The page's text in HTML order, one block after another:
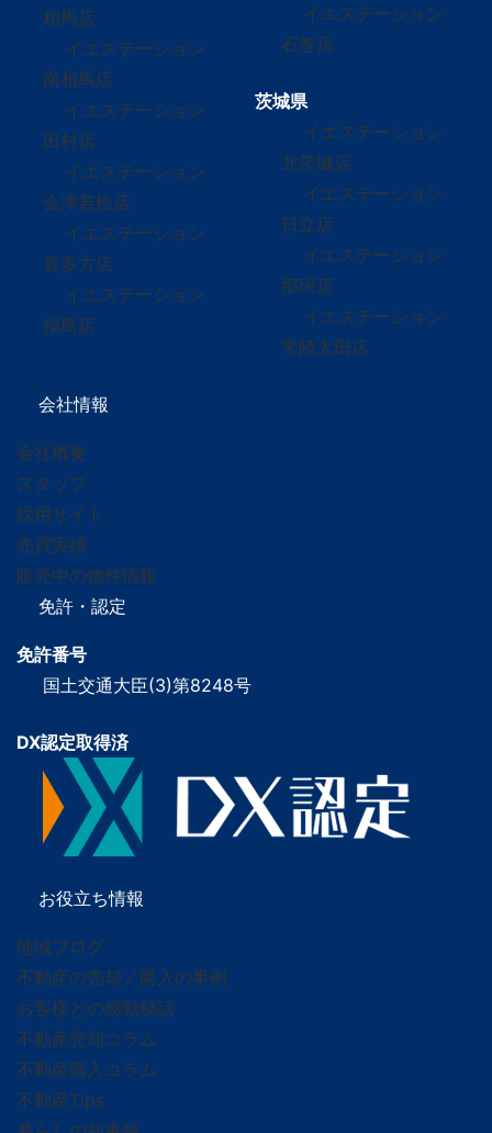
相馬店
イエステーション
南相馬店
イエステーション
田村店
イエステーション
会津若松店
イエステーション
喜多方店
イエステーション
福島店
イエステーション
石巻店
茨城県
イエステーション
北茨城店
イエステーション
日立店
イエステーション
那珂店
イエステーション
常陸太田店
会社情報
会社概要
スタッフ
採用サイト
売買実績
販売中の物件情報
免許・認定
免許番号
国土交通大臣(3)第8248号
DX認定取得済
お役立ち情報
地域ブログ
不動産の売却／購入の事例
お客様との感動秘話
不動産売却コラム
不動産購入コラム
不動産Tips